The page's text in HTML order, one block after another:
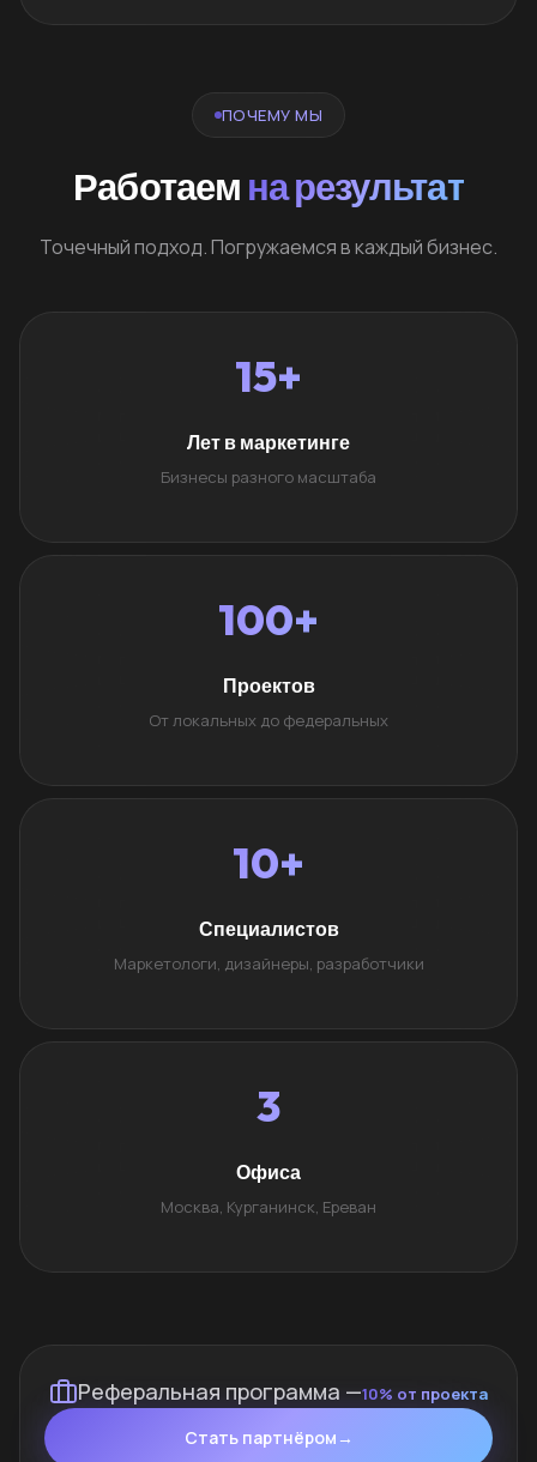
ПОЧЕМУ МЫ
Работаем на результат
Точечный подход. Погружаемся в каждый бизнес.
15+
Лет в маркетинге
Бизнесы разного масштаба
100+
Проектов
От локальных до федеральных
10+
Специалистов
Маркетологи, дизайнеры, разработчики
3
Офиса
Москва, Курганинск, Ереван
Реферальная программа —10% от проекта
Стать партнёром →